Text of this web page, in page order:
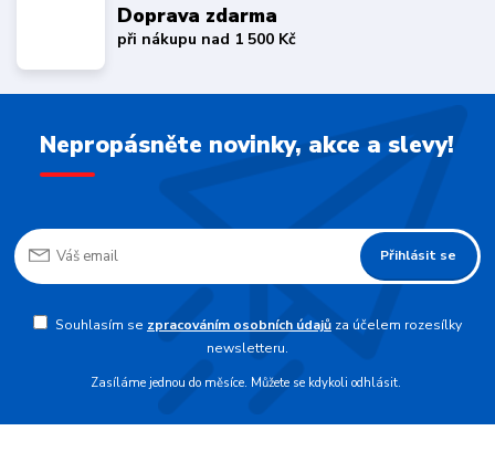
Doprava zdarma
při nákupu nad 1 500 Kč
Nepropásněte novinky, akce a slevy!
Přihlásit se
Souhlasím se zpracováním osobních údajůza účelem rozesílky
newsletteru.
Zasíláme jednou do měsíce. Můžete se kdykoli odhlásit.